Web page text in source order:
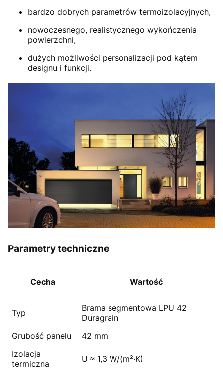
bardzo dobrych parametrów termoizolacyjnych,
nowoczesnego, realistycznego wykończenia
powierzchni,
dużych możliwości personalizacji pod kątem
designu i funkcji.
Parametry techniczne
Cecha Wartość
Typ
Brama segmentowa LPU 42
Duragrain
Grubość panelu
42 mm
Izolacja
termiczna
U ≈ 1,3 W/(m²·K)